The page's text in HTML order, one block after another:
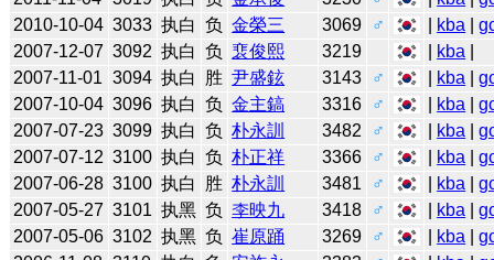
2010-10-04 3033 执白 负 金榮三 3069 ♂ kba |
2007-12-07 3092 执白 负 裵俊熙 3219 kba
2007-11-01 3094 执白 胜 尹盛鉉 3143 ♂ kba |
2007-10-04 3096 执白 负 金主鎬 3316 ♂ kba |
2007-07-23 3099 执白 负 朴永訓 3482 ♂ kba |
2007-07-12 3100 执白 负 朴正祥 3366 ♂ kba |
2007-06-28 3100 执白 胜 朴永訓 3481 ♂ kba |
2007-05-27 3101 执黑 负 李映九 3418 ♂ kba |
2007-05-06 3102 执黑 负 崔原踊 3269 ♂ kba |